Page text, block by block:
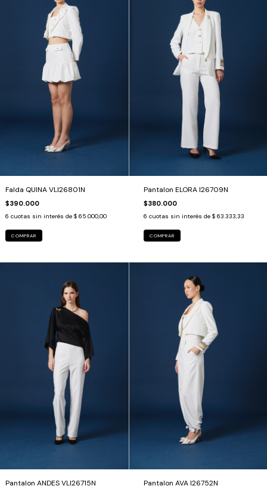
Falda QUINA VLI26801N
$390.000
6 cuotas sin interés de $ 65.000,00
COMPRAR
Pantalon ELORA I26709N
$380.000
6 cuotas sin interés de $ 63.333,33
COMPRAR
Pantalon ANDES VLI26715N Pantalon AVA I26752N